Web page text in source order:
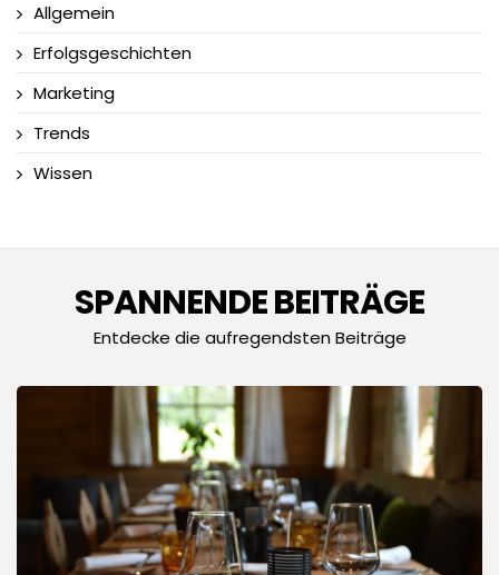
Allgemein
Erfolgsgeschichten
Marketing
Trends
Wissen
SPANNENDE BEITRÄGE
Entdecke die aufregendsten Beiträge